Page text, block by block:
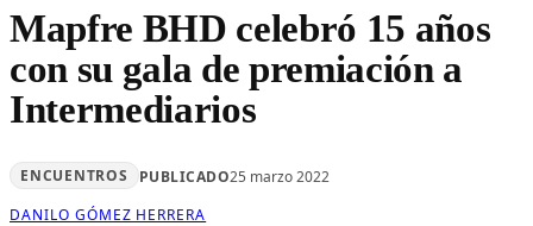
Mapfre BHD celebró 15 años
con su gala de premiación a
Intermediarios
ENCUENTROS PUBLICADO25 marzo 2022
DANILO GÓMEZ HERRERA